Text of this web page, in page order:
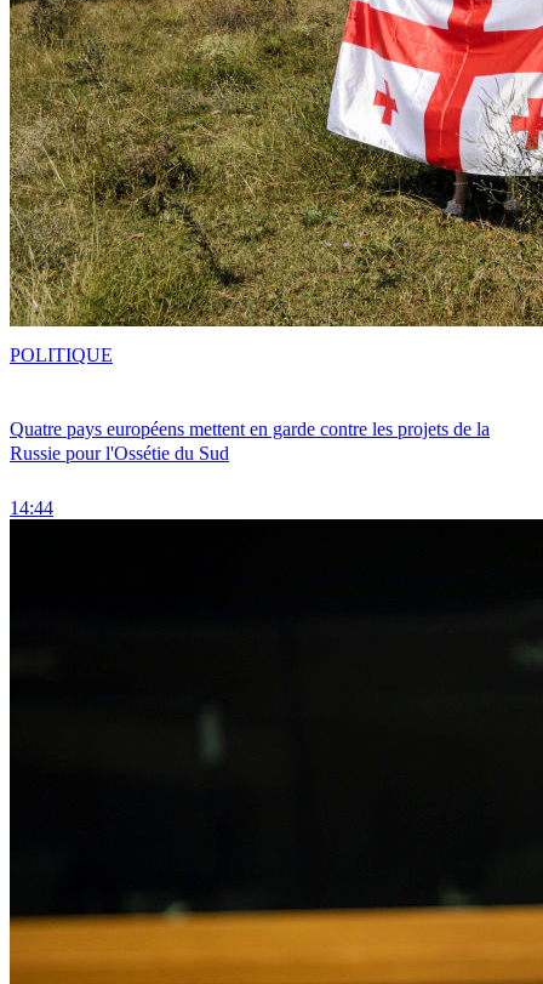
Quatre pays européens mettent en garde contre les projets de la
Russie pour l'Ossétie du Sud
14:44
POLITIQUE